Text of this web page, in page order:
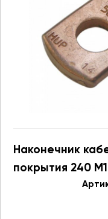
Наконечник
покрытия 240